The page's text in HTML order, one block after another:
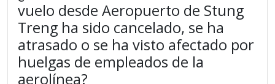
vuelo desde Aeropuerto de Stung
Treng ha sido cancelado, se ha
atrasado o se ha visto afectado por
huelgas de empleados de la
aerolínea?